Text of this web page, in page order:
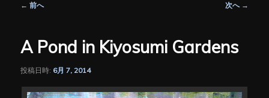
ビ
ゲ
シ
ン
← 前へ 次へ →
A Pond in Kiyosumi Gardens
投稿日時: 6月 7, 2014